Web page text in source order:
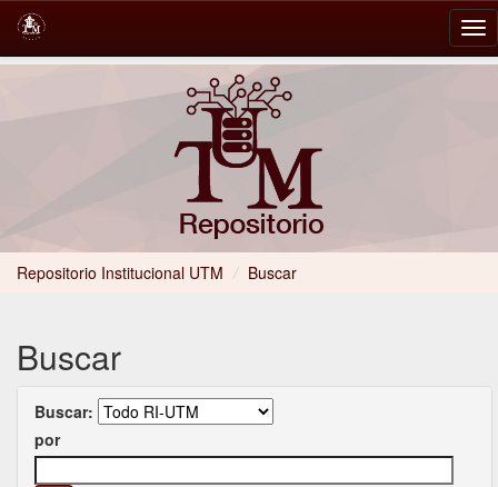
Repositorio Institucional UTM / Buscar
Buscar
Buscar:
por